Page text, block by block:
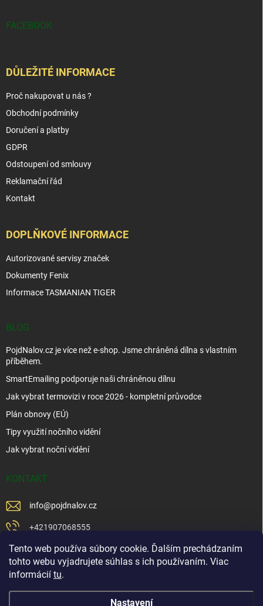
Tento web používa súbory cookie. Ďalším prechádzaním
tohto webu vyjadrujete súhlas s ich používaním. Viac
informácií tu.
Nastavení
FACEBOOK
DŮLEŽITÉ INFORMACE
Proč nakupovat u nás ?
Obchodní podmínky
Doručení a platby
GDPR
Odstoupení od smlouvy
Reklamační řád
Kontakt
DOPLŇKOVÉ INFORMACE
Autorizované servisy značek
Dokumenty Fenix
Informace TASMANIAN TIGER
BLOG
PojdNalov.cz je více než e-shop. Jsme chráněná dílna s vlastním
příběhem.
SmartEmailing podporuje naši chráněnou dílnu
Jak vybrat termovizi v roce 2026 - kompletní průvodce
Plán obnovy (EÚ)
Tipy využití nočního vidění
Jak vybrat noční vidění
KONTAKT
info@pojdnalov.cz
+421907068555
+421902479599
https://www.facebook.com/www.podnalov.sk
podnalov